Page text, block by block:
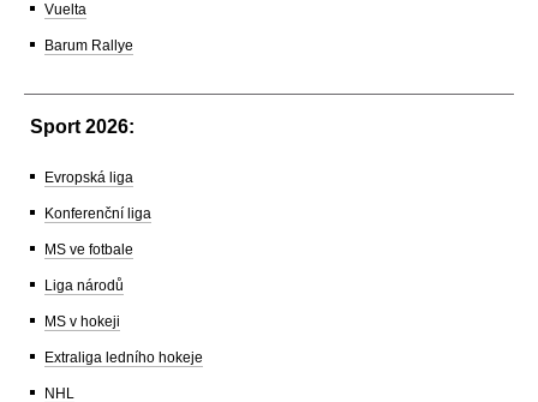
Vuelta
Barum Rallye
Sport 2026:
Evropská liga
Konferenční liga
MS ve fotbale
Liga národů
MS v hokeji
Extraliga ledního hokeje
NHL